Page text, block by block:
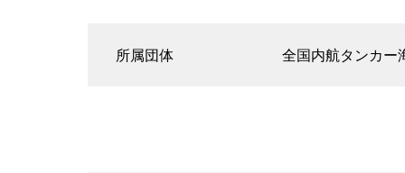
所属団体 全国内航タンカー